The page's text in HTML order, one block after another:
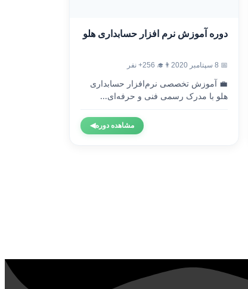
دوره آموزش نرم افزار حسابداری هلو
📅 8 سپتامبر 2020 👨‍🎓 256+ نفر
💼 آموزش تخصصی نرم‌افزار حسابداری
هلو با مدرک رسمی فنی و حرفه‌ای...
مشاهده دوره◀